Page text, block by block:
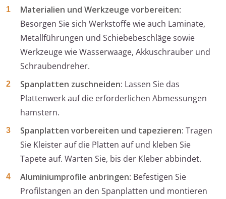
Materialien und Werkzeuge vorbereiten:
Besorgen Sie sich Werkstoffe wie auch Laminate,
Metallführungen und Schiebebeschläge sowie
Werkzeuge wie Wasserwaage, Akkuschrauber und
Schraubendreher.
Spanplatten zuschneiden: Lassen Sie das
Plattenwerk auf die erforderlichen Abmessungen
hamstern.
Spanplatten vorbereiten und tapezieren: Tragen
Sie Kleister auf die Platten auf und kleben Sie
Tapete auf. Warten Sie, bis der Kleber abbindet.
Aluminiumprofile anbringen: Befestigen Sie
Profilstangen an den Spanplatten und montieren